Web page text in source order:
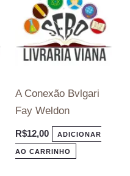
A Conexão Bvlgari
Fay Weldon
R$12,00 ADICIONAR
AO CARRINHO